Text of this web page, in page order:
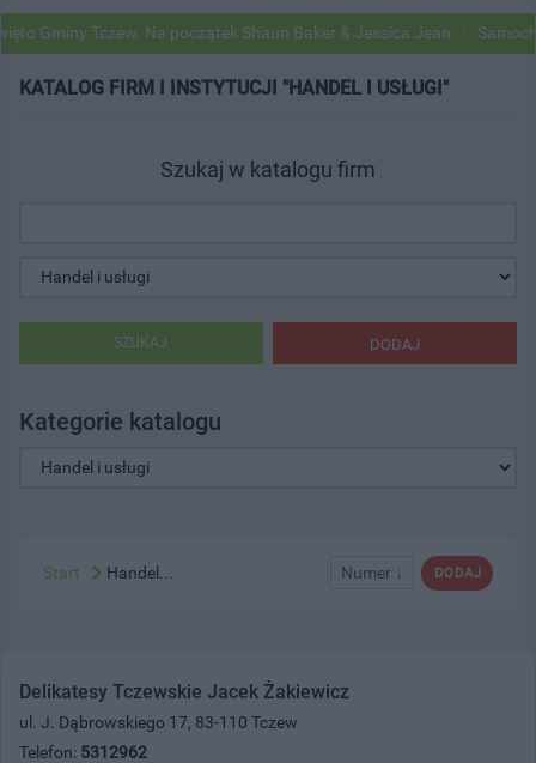
Gminy Tczew. Na początek Shaun Baker & Jessica Jean
KATALOG FIRM I INSTYTUCJI "HANDEL I USŁUGI"
Szukaj w katalogu firm
DODAJ
SZUKAJ
Kategorie katalogu
DODAJ
Numer ↓
Start Handel...
Delikatesy Tczewskie Jacek Żakiewicz
ul. J. Dąbrowskiego 17, 83-110 Tczew
Telefon: 5312962